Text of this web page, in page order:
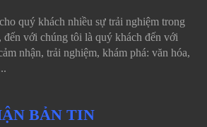
quý khách nhiều sự trải nghiệm trong
với chúng tôi là quý khách đến với
nhận, trải nghiệm, khám phá: văn hóa,
BẢN TIN